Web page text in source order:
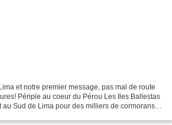
et notre premier message, pas mal de route
Périple au coeur du Pérou Les Iles Ballestas
Sud de Lima pour des milliers de cormorans,